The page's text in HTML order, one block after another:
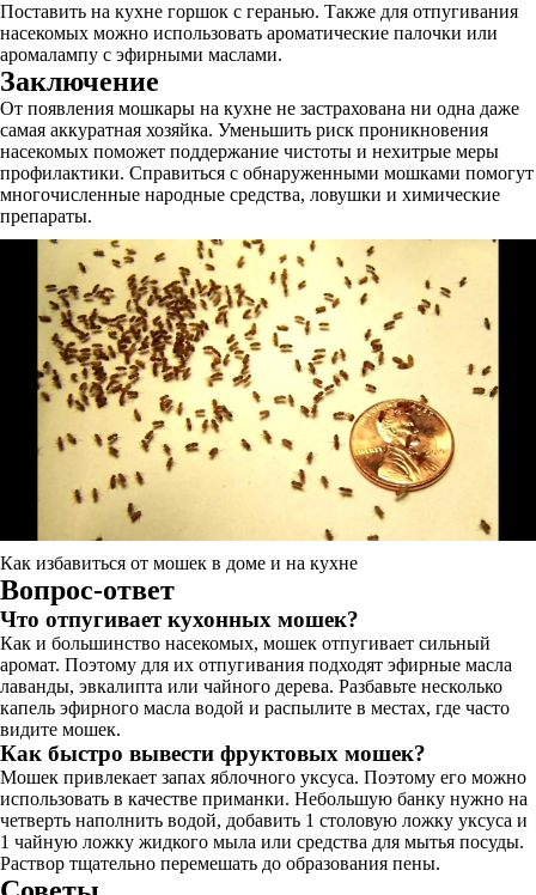
Поставить на кухне горшок с геранью. Также для отпугивания
насекомых можно использовать ароматические палочки или
аромалампу с эфирными маслами.
Заключение
От появления мошкары на кухне не застрахована ни одна даже
самая аккуратная хозяйка. Уменьшить риск проникновения
насекомых поможет поддержание чистоты и нехитрые меры
профилактики. Справиться с обнаруженными мошками помогут
многочисленные народные средства, ловушки и химические
препараты.
Как избавиться от мошек в доме и на кухне
Вопрос-ответ
Что отпугивает кухонных мошек?
Как и большинство насекомых, мошек отпугивает сильный
аромат. Поэтому для их отпугивания подходят эфирные масла
лаванды, эвкалипта или чайного дерева. Разбавьте несколько
капель эфирного масла водой и распылите в местах, где часто
видите мошек.
Как быстро вывести фруктовых мошек?
Мошек привлекает запах яблочного уксуса. Поэтому его можно
использовать в качестве приманки. Небольшую банку нужно на
четверть наполнить водой, добавить 1 столовую ложку уксуса и
1 чайную ложку жидкого мыла или средства для мытья посуды.
Раствор тщательно перемешать до образования пены.